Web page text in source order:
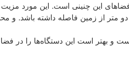
فضاهای این چنینی است. این مورد
متر از زمین فاصله داشته باشد. و
محیط‌های با متراژ کمتر از ۶۰ متر ممنوع است و